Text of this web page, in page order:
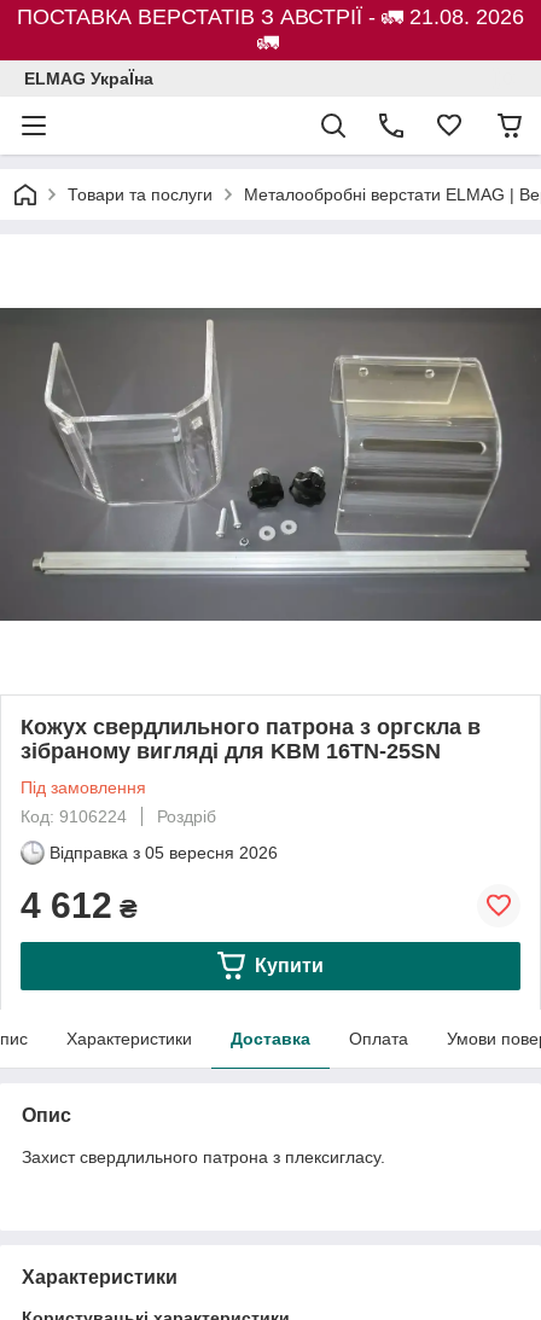
ПОСТАВКА ВЕРСТАТІВ З АВСТРІЇ - 🚛 21.08. 2026
🚛
ELMAG УкраЇна
Товари та послуги Металообробні верстати ELMAG |
Кожух свердлильного патрона з оргскла в
зібраному вигляді для KBM 16TN-25SN
Під замовлення
Код: 9106224
Роздріб
Відправка з 05 вересня 2026
4 612 ₴
Купити
Характеристики Доставка Оплата Умови
Опис
Захист свердлильного патрона з плексигласу.
Характеристики